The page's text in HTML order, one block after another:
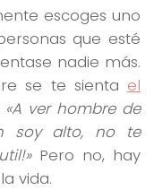
escoges uno
que esté
nadie más.
se te sienta el
«A ver hombre de
soy alto, no te
Pero no, hay
vida.